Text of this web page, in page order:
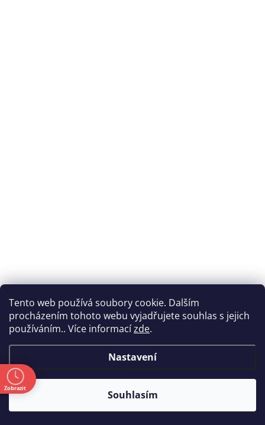
Tento web používá soubory cookie. Dalším
procházením tohoto webu vyjadřujete souhlas s jejich
používáním.. Více informacízde.
Nastavení
Souhlasím
Zobrazit